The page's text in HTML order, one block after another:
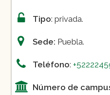
Tipo: privada.
Sede: Puebla.
Teléfono:
Número de